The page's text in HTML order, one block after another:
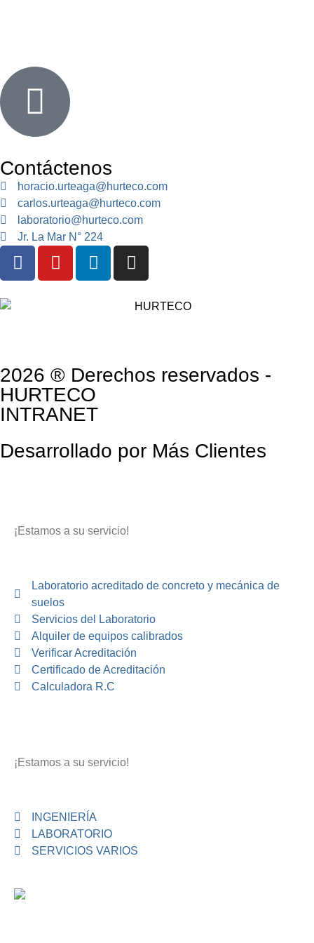
Contáctenos
horacio.urteaga@hurteco.com
carlos.urteaga@hurteco.com
laboratorio@hurteco.com
Jr. La Mar N° 224
2026 ® Derechos reservados -
HURTECO
INTRANET
Desarrollado por Más Clientes
¡Estamos a su servicio!
Laboratorio acreditado de concreto y mecánica de
suelos
Servicios del Laboratorio
Alquiler de equipos calibrados
Verificar Acreditación
Certificado de Acreditación
Calculadora R.C
¡Estamos a su servicio!
INGENIERÍA
LABORATORIO
SERVICIOS VARIOS